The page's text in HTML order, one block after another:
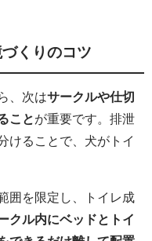
くりのコツ
、次はサークルや仕切
ことが重要です。排泄
けることで、犬がトイ
囲を限定し、トイレ成
クル内にベッドとトイ